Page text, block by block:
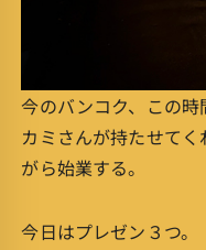
今のバンコク、この時
カミさんが持たせて
がら始業する。
今日はプレゼン３つ。